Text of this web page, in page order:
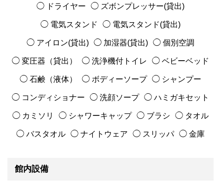
◯ ドライヤー ◯ ズボンプレッサー(貸出)
◯ 電気スタンド ◯ 電気スタンド(貸出)
◯ アイロン(貸出) ◯ 加湿器(貸出) ◯ 個別空調
◯ 変圧器（貸出） ◯ 洗浄機付トイレ ◯ ベビーベッド
◯ 石鹸（液体） ◯ ボディーソープ ◯ シャンプー
◯ コンディショナー ◯ 洗顔ソープ ◯ ハミガキセット
◯ カミソリ ◯ シャワーキャップ ◯ ブラシ ◯ タオル
◯ バスタオル ◯ ナイトウェア ◯ スリッパ ◯ 金庫
館内設備